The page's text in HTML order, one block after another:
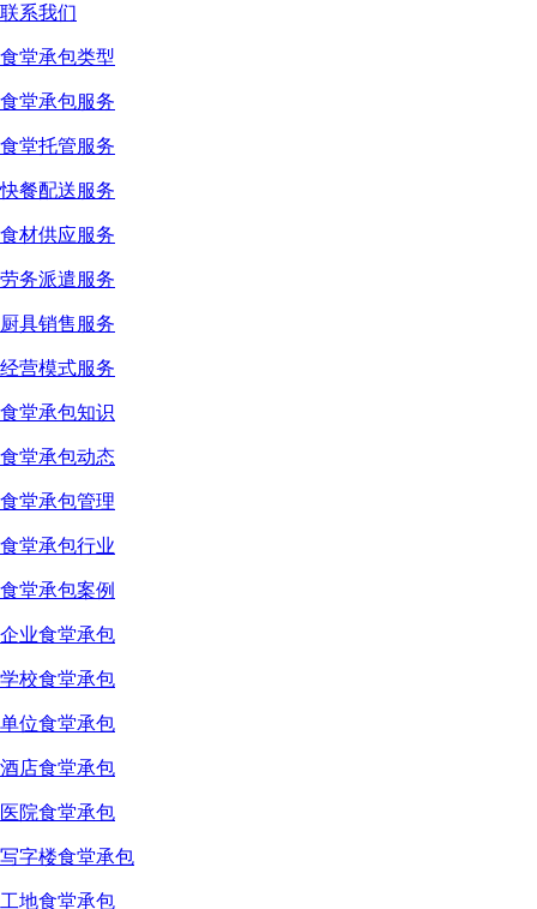
联系我们
食堂承包类型
食堂承包服务
食堂托管服务
快餐配送服务
食材供应服务
劳务派遣服务
厨具销售服务
经营模式服务
食堂承包知识
食堂承包动态
食堂承包管理
食堂承包行业
食堂承包案例
企业食堂承包
学校食堂承包
单位食堂承包
酒店食堂承包
医院食堂承包
写字楼食堂承包
工地食堂承包